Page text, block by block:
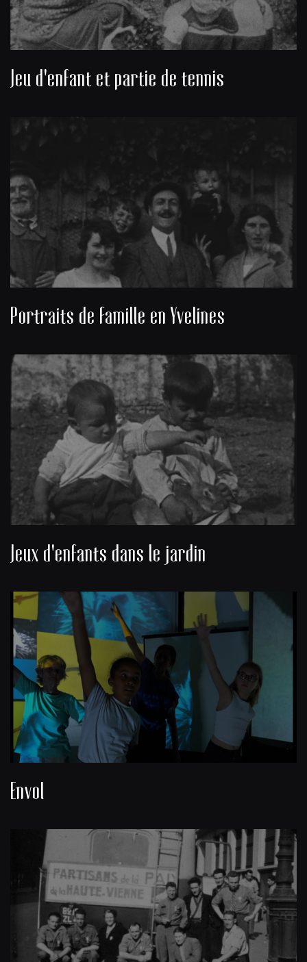
Jeu d'enfant et partie de tennis
Portraits de famille en Yvelines
Jeux d'enfants dans le jardin
Envol